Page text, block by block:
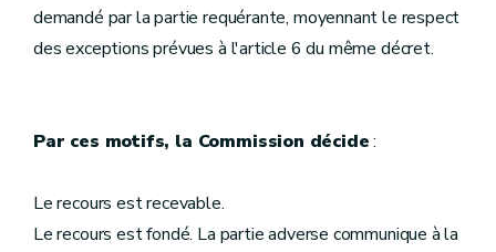
demandé par la partie requérante, moyennant le respect
des exceptions prévues à l'article 6 du même décret.
Par ces motifs, la Commission décide:
Le recours est recevable.
Le recours est fondé. La partie adverse communique à la